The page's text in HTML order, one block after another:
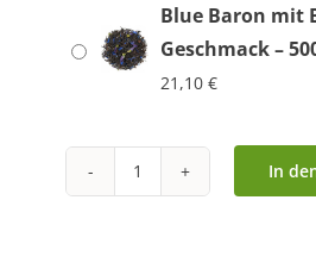
Blue Baron mit
Geschmack –
21,10 €
Blue
In